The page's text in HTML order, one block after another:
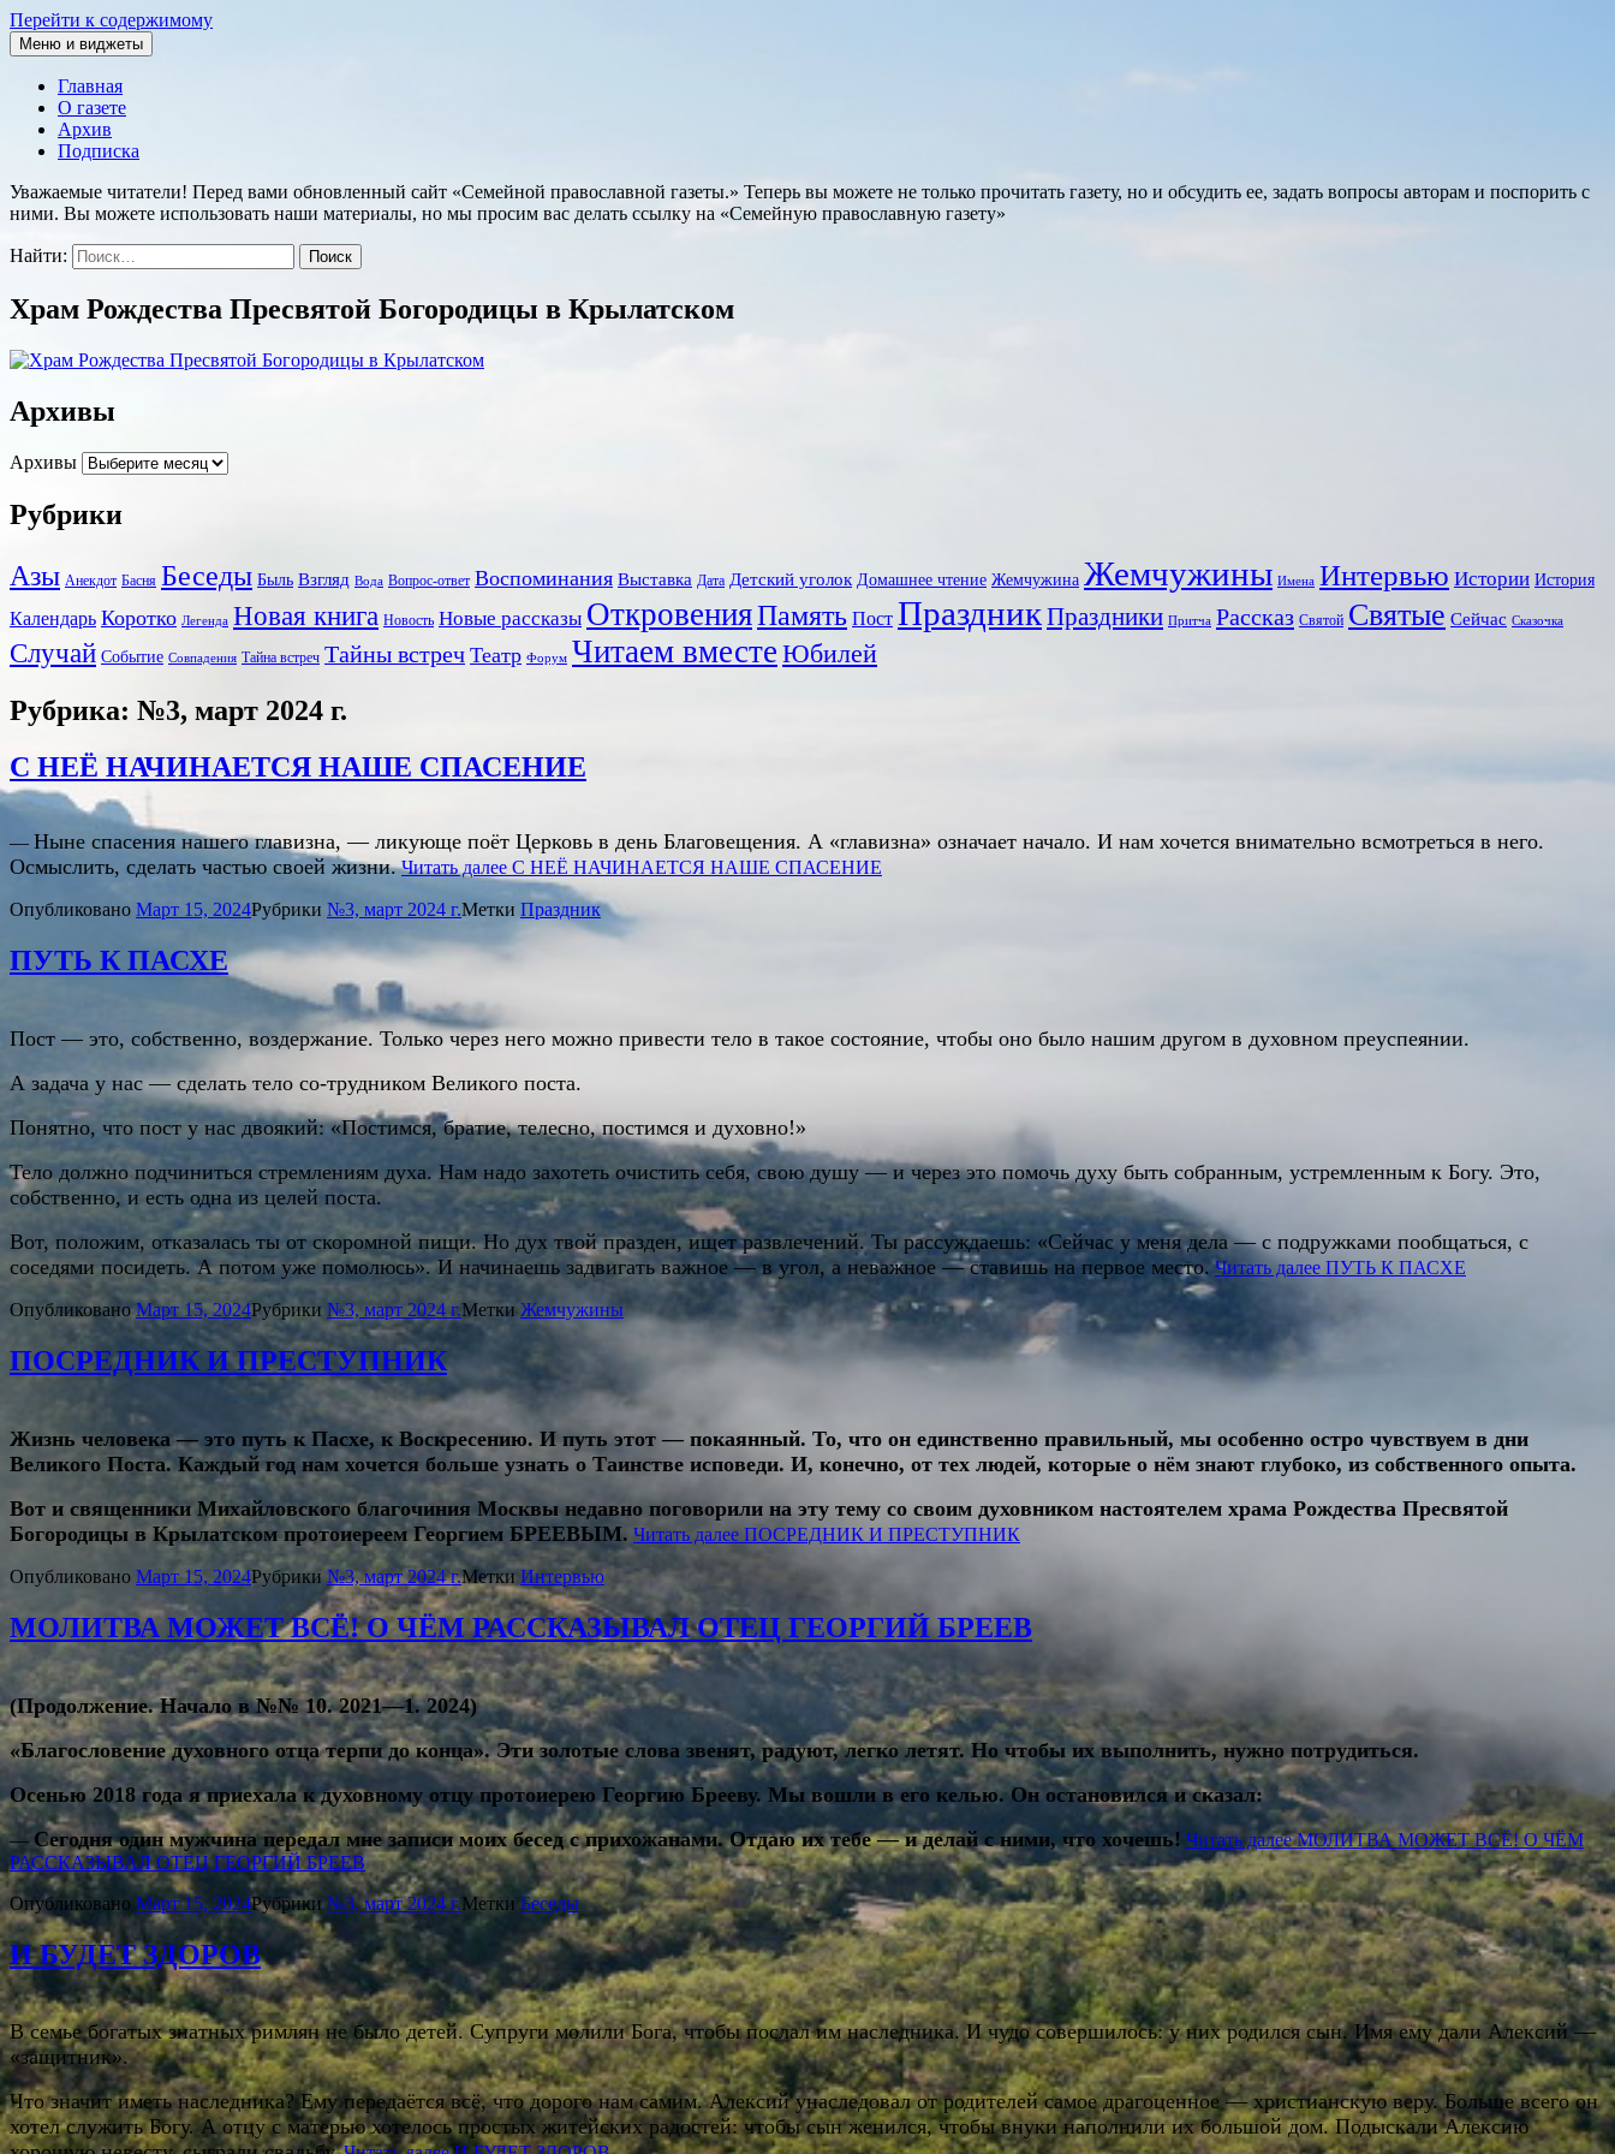
Перейти к содержимому
Семейная православная газета
Меню и виджеты
Главная
О газете
Архив
Подписка
Уважаемые читатели! Перед вами обновленный сайт «Семейной православной газеты.» Теперь вы можете не только прочитать газету, но и обсудить ее, задать вопросы авторам и поспорить с
ними. Вы можете использовать наши материалы, но мы просим вас делать ссылку на «Семейную православную газету»
Найти:
Храм Рождества Пресвятой Богородицы в Крылатском
Архивы
Архивы
Рубрики
Азы Анекдот Басня Беседы Быль Взгляд Вода Вопрос-ответ Воспоминания Выставка Дата Детский уголок Домашнее чтение Жемчужина Жемчужины Имена Интервью Истории История
Календарь Коротко Легенда Новая книга Новость Новые рассказы ОткровенияПамять Пост ПраздникПраздники Притча Рассказ Святой Святые Сейчас Сказочка
Случай Событие Совпадения Тайна встреч Тайны встреч Театр Форум Читаем вместе Юбилей
Рубрика: №3, март 2024 г.
С НЕЁ НАЧИНАЕТСЯ НАШЕ СПАСЕНИЕ
— Ныне спасения нашего главизна, — ликующе поёт Церковь в день Благовещения. А «главизна» означает начало. И нам хочется внимательно всмотреться в него.
Осмыслить, сделать частью своей жизни. Читать далее С НЕЁ НАЧИНАЕТСЯ НАШЕ СПАСЕНИЕ
Опубликовано Март 15, 2024Рубрики №3, март 2024 г.Метки Праздник
ПУТЬ К ПАСХЕ
Пост — это, собственно, воздержание. Только через него можно привести тело в такое состояние, чтобы оно было нашим другом в духовном преуспеянии.
А задача у нас — сделать тело со-трудником Великого поста.
Понятно, что пост у нас двоякий: «Постимся, братие, телесно, постимся и духовно!»
Тело должно подчиниться стремлениям духа. Нам надо захотеть очистить себя, свою душу — и через это помочь духу быть собранным, устремленным к Богу. Это,
собственно, и есть одна из целей поста.
Вот, положим, отказалась ты от скоромной пищи. Но дух твой празден, ищет развлечений. Ты рассуждаешь: «Сейчас у меня дела — с подружками пообщаться, с
соседями посидеть. А потом уже помолюсь». И начинаешь задвигать важное — в угол, а неважное — ставишь на первое место. Читать далее ПУТЬ К ПАСХЕ
ОпубликованоМарт 15, 2024Рубрики №3, март 2024 г.Метки Жемчужины
ПОСРЕДНИК И ПРЕСТУПНИК
Жизнь человека — это путь к Пасхе, к Воскресению. И путь этот — покаянный. То, что он единственно правильный, мы особенно остро чувствуем в дни
Великого Поста. Каждый год нам хочется больше узнать о Таинстве исповеди. И, конечно, от тех людей, которые о нём знают глубоко, из собственного опыта.
Вот и священники Михайловского благочиния Москвы недавно поговорили на эту тему со своим духовником настоятелем храма Рождества Пресвятой
Богородицы в Крылатском протоиереем Георгием БРЕЕВЫМ. Читать далее ПОСРЕДНИК И ПРЕСТУПНИК
Опубликовано Март 15, 2024Рубрики№3, март 2024 г.Метки Интервью
МОЛИТВА МОЖЕТ ВСЁ! О ЧЁМ РАССКАЗЫВАЛ ОТЕЦ ГЕОРГИЙ БРЕЕВ
(Продолжение. Начало в №№ 10. 2021—1. 2024)
«Благословение духовного отца терпи до конца». Эти золотые слова звенят, радуют, легко летят. Но чтобы их выполнить, нужно потрудиться.
Осенью 2018 года я приехала к духовному отцу протоиерею Георгию Брееву. Мы вошли в его келью. Он остановился и сказал:
— Сегодня один мужчина передал мне записи моих бесед с прихожанами. Отдаю их тебе — и делай с ними, что хочешь! Читать далееМОЛИТВА МОЖЕТ ВСЁ! О ЧЁМ
РАССКАЗЫВАЛ ОТЕЦ ГЕОРГИЙ БРЕЕВ
Опубликовано Март 15, 2024Рубрики №3, март 2024 г.Метки Беседы
И БУДЕТ ЗДОРОВ
В семье богатых знатных римлян не было детей. Супруги молили Бога, чтобы послал им наследника. И чудо совершилось: у них родился сын. Имя ему дали Алексий —
«защитник».
Что значит иметь наследника? Ему передаётся всё, что дорого нам самим. Алексий унаследовал от родителей самое драгоценное — христианскую веру. Больше всего он
хотел служить Богу. А отцу с матерью хотелось простых житейских радостей: чтобы сын женился, чтобы внуки наполнили их большой дом. Подыскали Алексию